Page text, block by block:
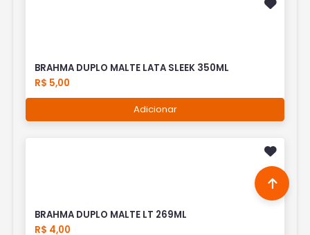
BRAHMA DUPLO MALTE LATA SLEEK 350ML
R$ 5,00
Adicionar
BRAHMA DUPLO MALTE LT 269ML
R$ 4,00